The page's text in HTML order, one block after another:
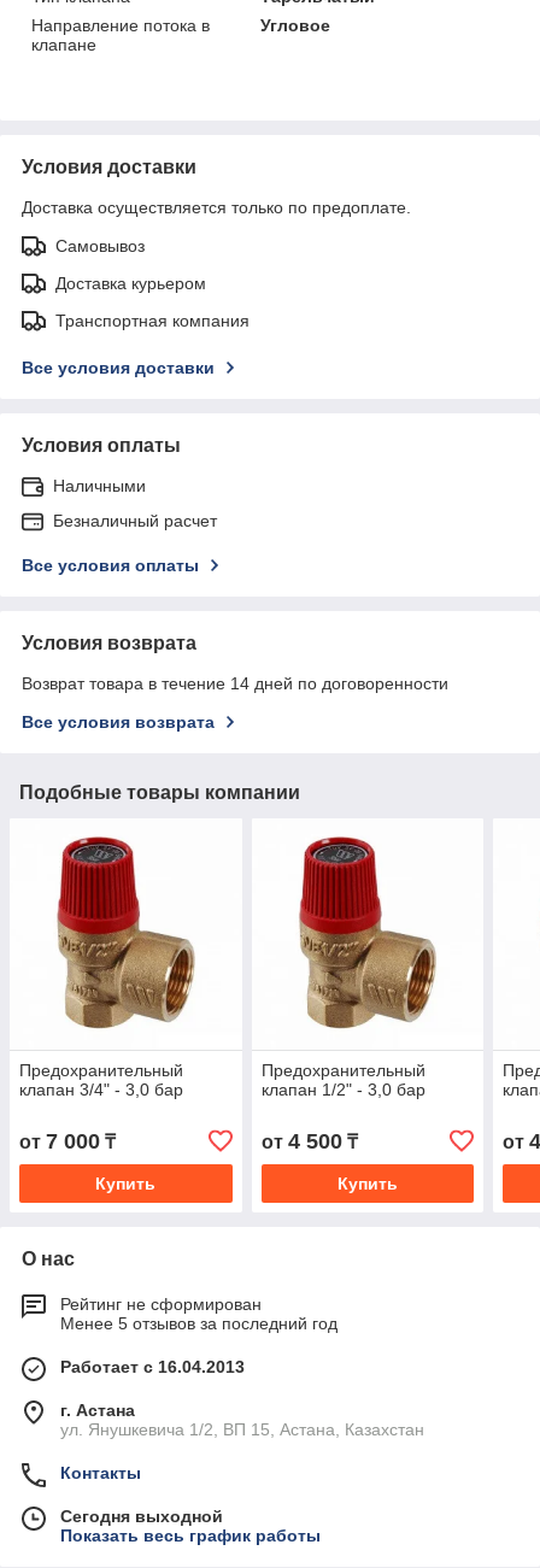
Направление потока в
клапане
Угловое
Условия доставки
Доставка осуществляется только по предоплате.
Самовывоз
Доставка курьером
Транспортная компания
Все условия доставки
Условия оплаты
Наличными
Безналичный расчет
Все условия оплаты
Условия возврата
Возврат товара в течение 14 дней по договоренности
Все условия возврата
Подобные товары компании
Предохранительный
клапан 3/4" - 3,0 бар
от 7 000 ₸
Купить
Предохранительный
клапан 1/2" - 3,0 бар
от 4 500₸
Купить
от
О нас
Рейтинг не сформирован
Менее 5 отзывов за последний год
Работает с 16.04.2013
г. Астана
ул. Янушкевича 1/2, ВП 15, Астана, Казахстан
Контакты
Сегодня выходной
Показать весь график работы